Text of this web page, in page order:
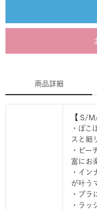
商品詳細
【 S/
・ぽこ
スと細
・ビー
富にお
・イン
が叶う
・ブラ
・ラ